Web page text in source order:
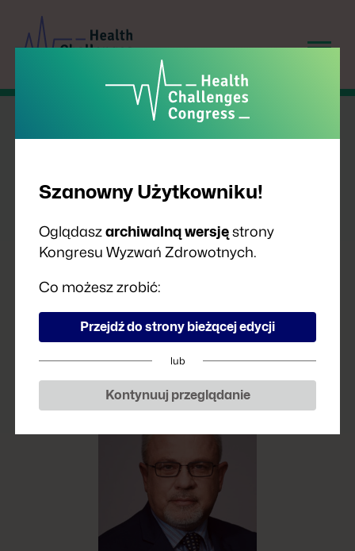
Szanowny Użytkowniku!
Oglądaszarchiwalną wersjęstrony
Kongresu Wyzwań Zdrowotnych.
Co możesz zrobić:
Przejdź do strony bieżącej edycji
lub
Kontynuuj przeglądanie